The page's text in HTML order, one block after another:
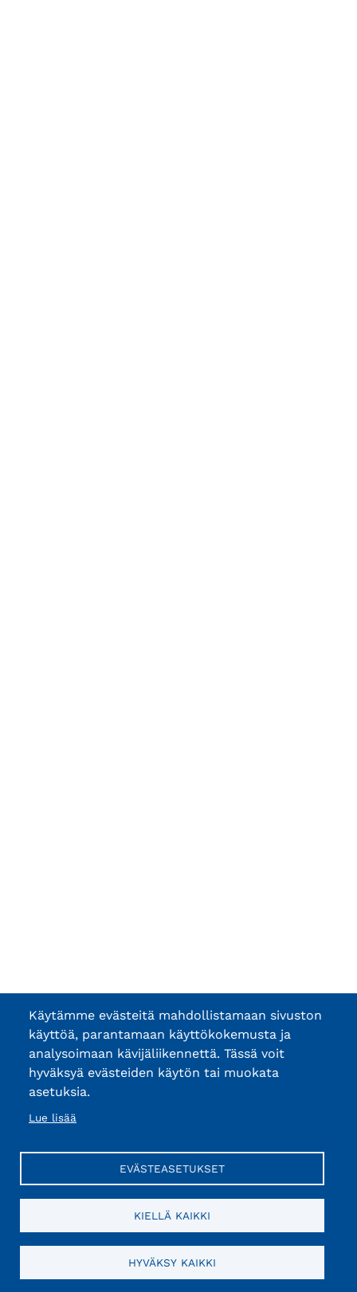
Käytämme evästeitä mahdollistamaan sivuston
käyttöä, parantamaan käyttökokemusta ja
analysoimaan kävijäliikennettä. Tässä voit
hyväksyä evästeiden käytön tai muokata
asetuksia.
Lue lisää
EVÄSTEASETUKSET
KIELLÄ KAIKKI
HYVÄKSY KAIKKI